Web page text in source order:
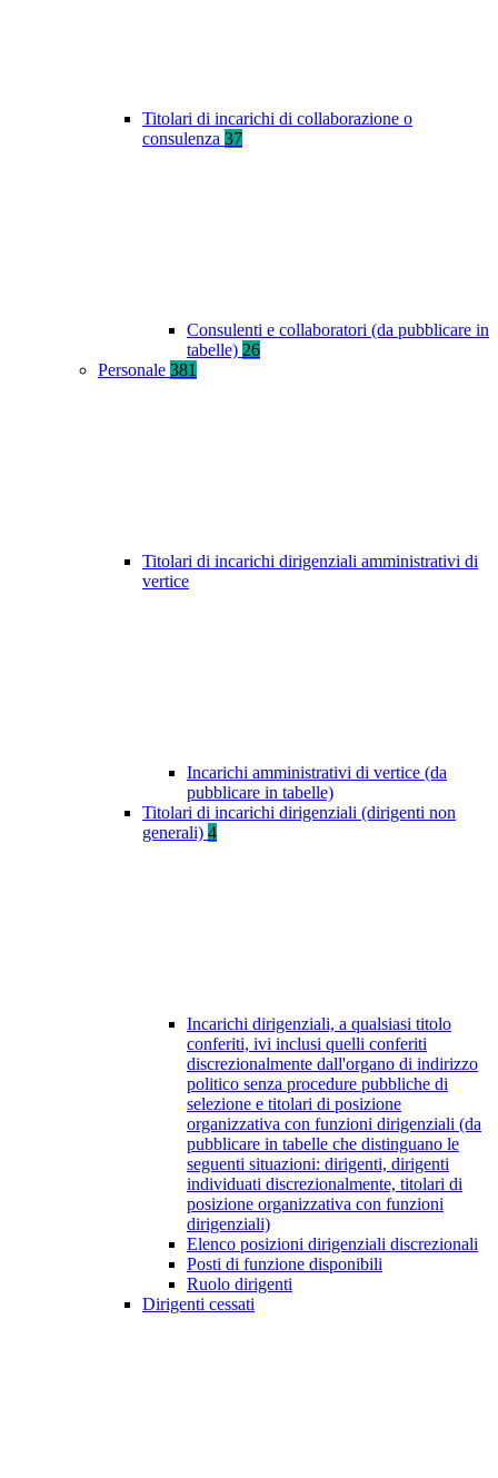
Titolari di incarichi di collaborazione o
consulenza 37
Consulenti e collaboratori (da pubblicare in
tabelle) 26
Personale 381
Titolari di incarichi dirigenziali amministrativi di
vertice
Incarichi amministrativi di vertice (da
pubblicare in tabelle)
Titolari di incarichi dirigenziali (dirigenti non
generali) 4
Incarichi dirigenziali, a qualsiasi titolo
conferiti, ivi inclusi quelli conferiti
discrezionalmente dall'organo di indirizzo
politico senza procedure pubbliche di
selezione e titolari di posizione
organizzativa con funzioni dirigenziali (da
pubblicare in tabelle che distinguano le
seguenti situazioni: dirigenti, dirigenti
individuati discrezionalmente, titolari di
posizione organizzativa con funzioni
dirigenziali)
Elenco posizioni dirigenziali discrezionali
Posti di funzione disponibili
Ruolo dirigenti
Dirigenti cessati